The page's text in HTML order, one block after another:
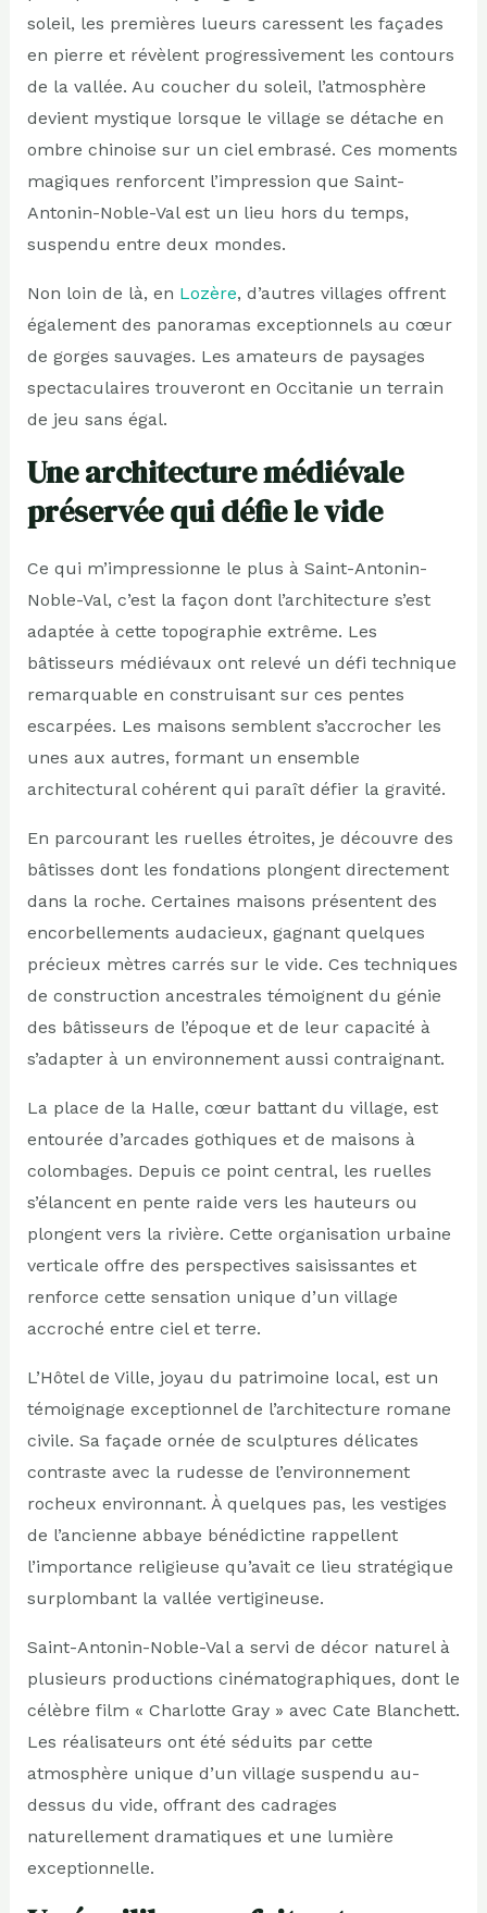
soleil, les premières lueurs caressent les façades
en pierre et révèlent progressivement les contours
de la vallée. Au coucher du soleil, l’atmosphère
devient mystique lorsque le village se détache en
ombre chinoise sur un ciel embrasé. Ces moments
magiques renforcent l’impression que Saint-
Antonin-Noble-Val est un lieu hors du temps,
suspendu entre deux mondes.
Non loin de là, en Lozère, d’autres villages offrent
également des panoramas exceptionnels au cœur
de gorges sauvages. Les amateurs de paysages
spectaculaires trouveront en Occitanie un terrain
de jeu sans égal.
Une architecture médiévale
préservée qui défie le vide
Ce qui m’impressionne le plus à Saint-Antonin-
Noble-Val, c’est la façon dont l’architecture s’est
adaptée à cette topographie extrême. Les
bâtisseurs médiévaux ont relevé un défi technique
remarquable en construisant sur ces pentes
escarpées. Les maisons semblent s’accrocher les
unes aux autres, formant un ensemble
architectural cohérent qui paraît défier la gravité.
En parcourant les ruelles étroites, je découvre des
bâtisses dont les fondations plongent directement
dans la roche. Certaines maisons présentent des
encorbellements audacieux, gagnant quelques
précieux mètres carrés sur le vide. Ces techniques
de construction ancestrales témoignent du génie
des bâtisseurs de l’époque et de leur capacité à
s’adapter à un environnement aussi contraignant.
La place de la Halle, cœur battant du village, est
entourée d’arcades gothiques et de maisons à
colombages. Depuis ce point central, les ruelles
s’élancent en pente raide vers les hauteurs ou
plongent vers la rivière. Cette organisation urbaine
verticale offre des perspectives saisissantes et
renforce cette sensation unique d’un village
accroché entre ciel et terre.
L’Hôtel de Ville, joyau du patrimoine local, est un
témoignage exceptionnel de l’architecture romane
civile. Sa façade ornée de sculptures délicates
contraste avec la rudesse de l’environnement
rocheux environnant. À quelques pas, les vestiges
de l’ancienne abbaye bénédictine rappellent
l’importance religieuse qu’avait ce lieu stratégique
surplombant la vallée vertigineuse.
Saint-Antonin-Noble-Val a servi de décor naturel à
plusieurs productions cinématographiques, dont le
célèbre film « Charlotte Gray » avec Cate Blanchett.
Les réalisateurs ont été séduits par cette
atmosphère unique d’un village suspendu au-
dessus du vide, offrant des cadrages
naturellement dramatiques et une lumière
exceptionnelle.